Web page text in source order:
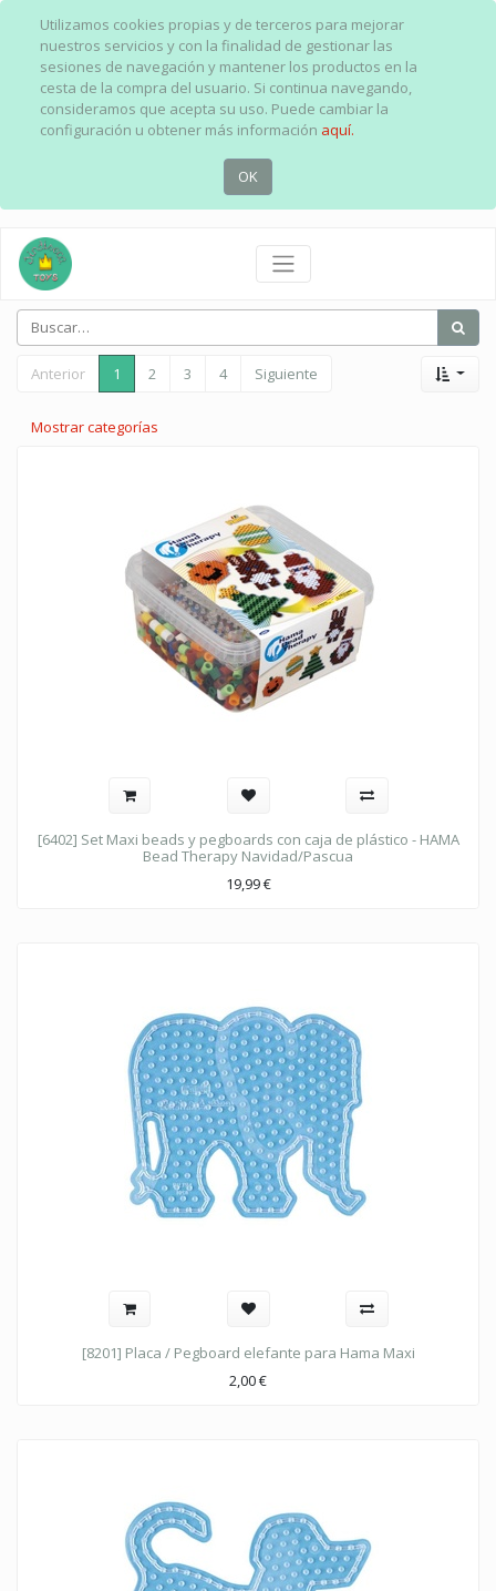
Utilizamos cookies propias y de terceros para mejorar
nuestros servicios y con la finalidad de gestionar las
sesiones de navegación y mantener los productos en la
cesta de la compra del usuario. Si continua navegando,
consideramos que acepta su uso. Puede cambiar la
configuración u obtener más información aquí.
OK
Anterior 1 2 3 4 Siguiente
Mostrar categorías
[6402] Set Maxi beads y pegboards con caja de plástico - HAMA
Bead Therapy Navidad/Pascua
19,99€
[8201] Placa / Pegboard elefante para Hama Maxi
2,00€